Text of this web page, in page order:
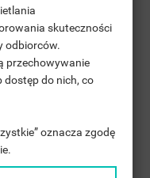
AJOUTER DES
((LOGINTEXT))
skuteczności
odbiorców.
przechowywanie
dostęp do nich, co
oznacza zgodę